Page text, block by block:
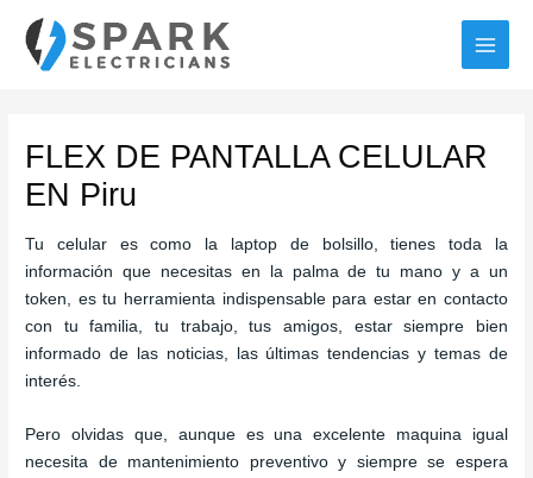
contenido
FLEX DE PANTALLA CELULAR
EN Piru
Tu celular es como la laptop de bolsillo, tienes toda la
información que necesitas en la palma de tu mano y a un
token, es tu herramienta indispensable para estar en contacto
con tu familia, tu trabajo, tus amigos, estar siempre bien
informado de las noticias, las últimas tendencias y temas de
interés.
Pero olvidas que, aunque es una excelente maquina igual
necesita de mantenimiento preventivo y siempre se espera